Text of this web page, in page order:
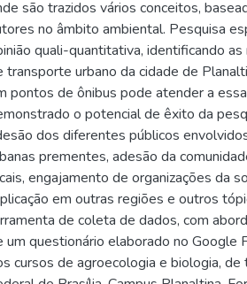
são trazidos vários conceitos,
no âmbito ambiental. Pesquisa
quali-quantitativa, identificando
transporte urbano da cidade de
pontos de ônibus pode atender a
o potencial de êxito da
dos diferentes públicos
prementes, adesão da
engajamento de organizações da
em outras regiões e outros
de coleta de dados, com
um questionário elaborado no Google
cursos de agroecologia e biologia,